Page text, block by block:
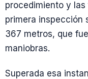
procedimiento y
primera inspección
367 metros, que
maniobras.
Superada esa